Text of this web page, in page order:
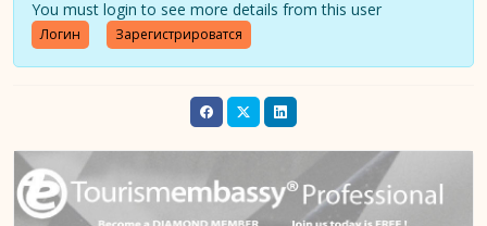
You must login to see more details from this user
Логин Зарегистрироватся